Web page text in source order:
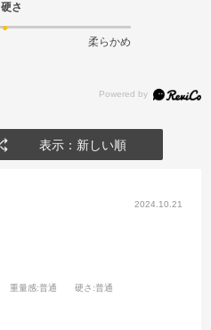
硬さ
柔らかめ
表示：新しい順
2024.10.21
重量感:普通 硬さ :普通